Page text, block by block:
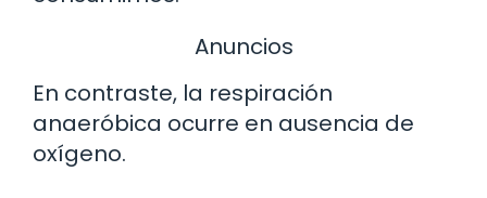
Anuncios
En contraste, la respiración
anaeróbica ocurre en ausencia de
oxígeno.